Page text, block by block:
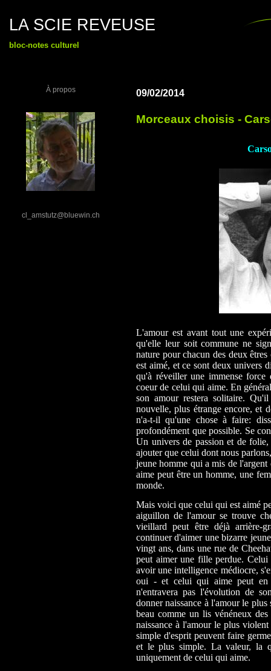
LA SCIE REVEUSE
bloc-notes culturel
À propos
cl_amstutz@bluewin.ch
09/02/2014
Morceaux choisis -
L'amour est avant tout une
qu'elle leur soit commune ne
nature pour chacun des deux
est aimé, et ce sont deux univers
qu'à réveiller une immense
coeur de celui qui aime. En
son amour restera solitaire.
nouvelle, plus étrange encore, et
n'a-t-il qu'une chose à faire:
profondément que possible. Se
Un univers de passion et de
ajouter que celui dont nous
jeune homme qui a mis de
aime peut être un homme, une
monde.
Mais voici que celui qui est aimé
aiguillon de l'amour se trouve
vieillard peut être déjà arrière-
continuer d'aimer une bizarre
vingt ans, dans une rue de
peut aimer une fille perdue.
avoir une intelligence médiocre,
oui - et celui qui aime peut en
n'entravera pas l'évolution de
donner naissance à l'amour le
beau comme un lis vénéneux
naissance à l'amour le plus
simple d'esprit peuvent faire
et le plus simple. La valeur, la
uniquement de celui qui aime.